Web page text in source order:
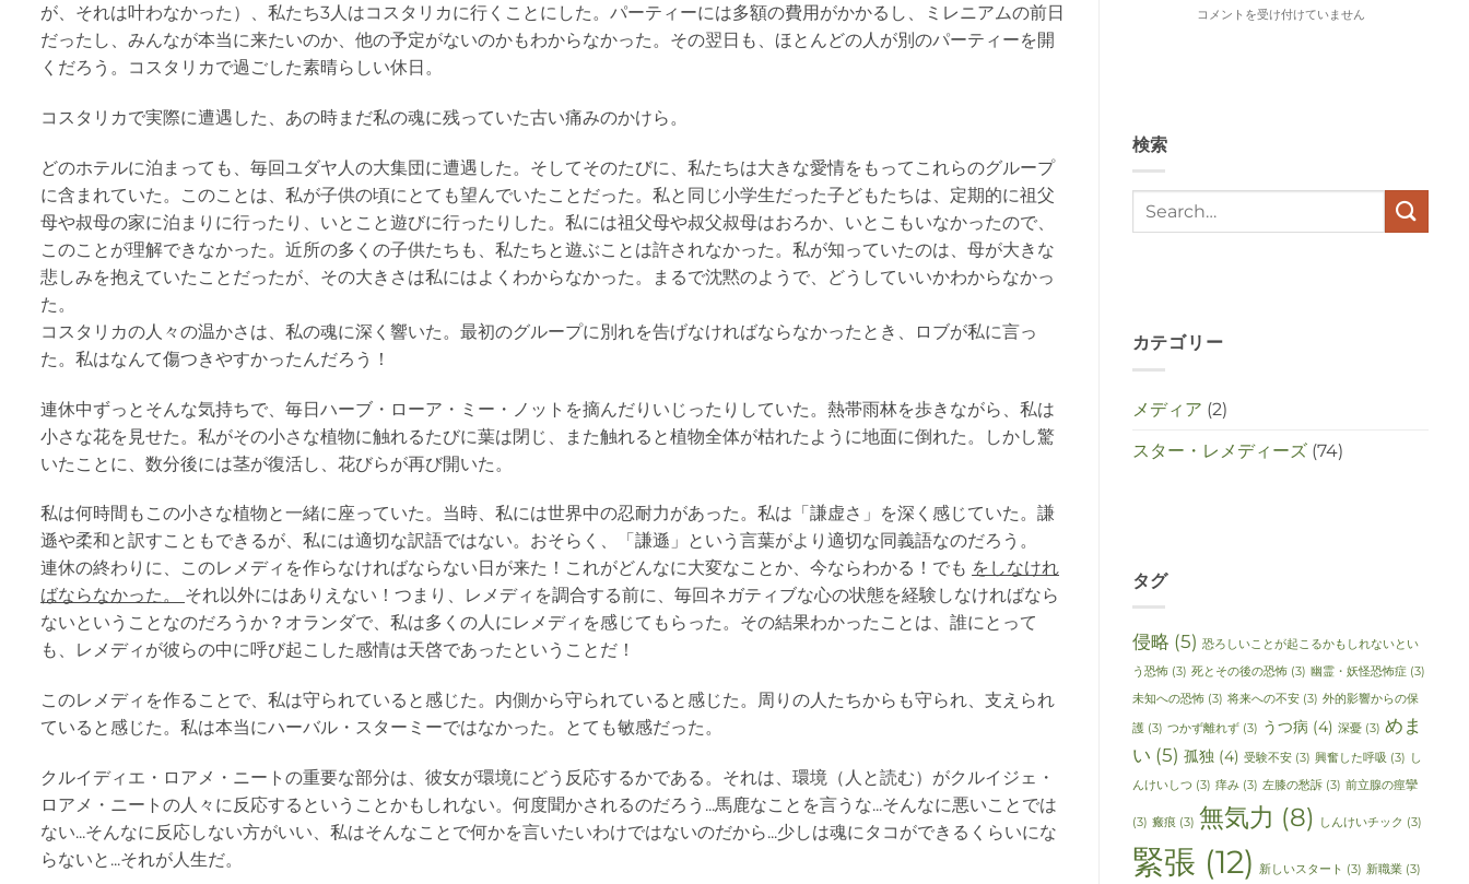
が、それは叶わなかった）、私たち3人はコスタリカに行くことにした。パーティーには多額の費用がかかるし、ミレニアムの前日
だったし、みんなが本当に来たいのか、他の予定がないのかもわからなかった。その翌日も、ほとんどの人が別のパーティーを開
くだろう。コスタリカで過ごした素晴らしい休日。
コスタリカで実際に遭遇した、あの時まだ私の魂に残っていた古い痛みのかけら。
どのホテルに泊まっても、毎回ユダヤ人の大集団に遭遇した。そしてそのたびに、私たちは大きな愛情をもってこれらのグループ
に含まれていた。このことは、私が子供の頃にとても望んでいたことだった。私と同じ小学生だった子どもたちは、定期的に祖父
母や叔母の家に泊まりに行ったり、いとこと遊びに行ったりした。私には祖父母や叔父叔母はおろか、いとこもいなかったので、
このことが理解できなかった。近所の多くの子供たちも、私たちと遊ぶことは許されなかった。私が知っていたのは、母が大きな
悲しみを抱えていたことだったが、その大きさは私にはよくわからなかった。まるで沈黙のようで、どうしていいかわからなかっ
た。
コスタリカの人々の温かさは、私の魂に深く響いた。最初のグループに別れを告げなければならなかったとき、ロブが私に言っ
た。私はなんて傷つきやすかったんだろう！
連休中ずっとそんな気持ちで、毎日ハーブ・ローア・ミー・ノットを摘んだりいじったりしていた。熱帯雨林を歩きながら、私は
小さな花を見せた。私がその小さな植物に触れるたびに葉は閉じ、また触れると植物全体が枯れたように地面に倒れた。しかし驚
いたことに、数分後には茎が復活し、花びらが再び開いた。
私は何時間もこの小さな植物と一緒に座っていた。当時、私には世界中の忍耐力があった。私は「謙虚さ」を深く感じていた。謙
遜や柔和と訳すこともできるが、私には適切な訳語ではない。おそらく、「謙遜」という言葉がより適切な同義語なのだろう。
連休の終わりに、このレメディを作らなければならない日が来た！これがどんなに大変なことか、今ならわかる！でも をしなけれ
ばならなかった。 それ以外にはありえない！つまり、レメディを調合する前に、毎回ネガティブな心の状態を経験しなければなら
ないということなのだろうか？オランダで、私は多くの人にレメディを感じてもらった。その結果わかったことは、誰にとって
も、レメディが彼らの中に呼び起こした感情は天啓であったということだ！
このレメディを作ることで、私は守られていると感じた。内側から守られていると感じた。周りの人たちからも守られ、支えられ
ていると感じた。私は本当にハーバル・スターミーではなかった。とても敏感だった。
クルイディエ・ロアメ・ニートの重要な部分は、彼女が環境にどう反応するかである。それは、環境（人と読む）がクルイジェ・
ロアメ・ニートの人々に反応するということかもしれない。何度聞かされるのだろう...馬鹿なことを言うな...そんなに悪いことでは
ない...そんなに反応しない方がいい、私はそんなことで何かを言いたいわけではないのだから...少しは魂にタコができるくらいにな
らないと...それが人生だ。
Wat
in
deze
コメントを受け付けていません
検索
カテゴリー
メディア (2)
スター・レメディーズ(74)
タグ
侵略 (5) 恐ろしいことが起こるかもしれないとい
う恐怖(3) 死とその後の恐怖(3) 幽霊・妖怪恐怖症(3)
未知への恐怖(3) 将来への不安(3) 外的影響からの保
護(3) つかず離れず(3) うつ病 (4) 深憂(3) めま
い (5) 孤独 (4) 受験不安(3) 興奮した呼吸 (3) し
んけいしつ (3) 痒み(3) 左膝の愁訴(3) 前立腺の痙攣
(3) 瘢痕 (3) 無気力 (8) しんけいチック (3)
緊張 (12) 新しいスタート (3) 新職業(3)